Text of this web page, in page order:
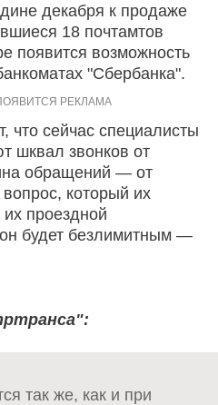
декабря к продаже
18 почтамтов
появится возможность
"Сбербанка".
что сейчас специалисты
шквал звонков от
обращений — от
который их
проездной
будет безлимитным —
так же, как и при